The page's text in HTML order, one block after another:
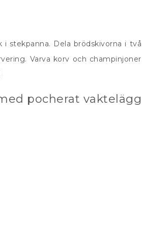
stekpanna. Dela brödskivorna i två
Varva korv och champinjoner
pocherat vaktelägg